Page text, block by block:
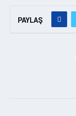
PAYLAŞ